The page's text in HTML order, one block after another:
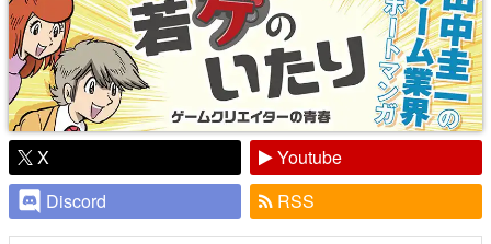
X
Youtube
Discord
RSS